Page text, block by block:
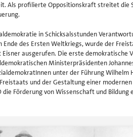
Als profilierte Oppositionskraft streitet die
in Schicksalsstunden
Ende des Ersten Weltkriegs, wurde der
ausgerufen. Die erste demokratische
Ministerpräsidenten
unter der Führung
und der Gestaltung einer
die Förderung von Wissenschaft und